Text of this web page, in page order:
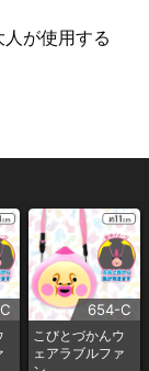
が使用する
654-C
こびとづかんウ
ェアラブルファ